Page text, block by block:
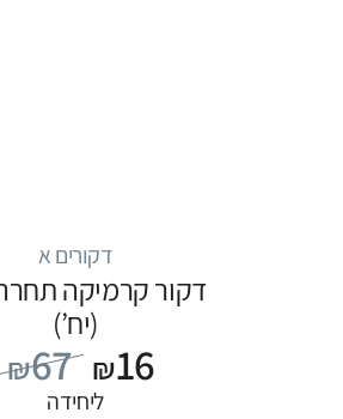
דקורים א
דקור קרמיקה
(יח’)
₪67 ₪16
ליחידה